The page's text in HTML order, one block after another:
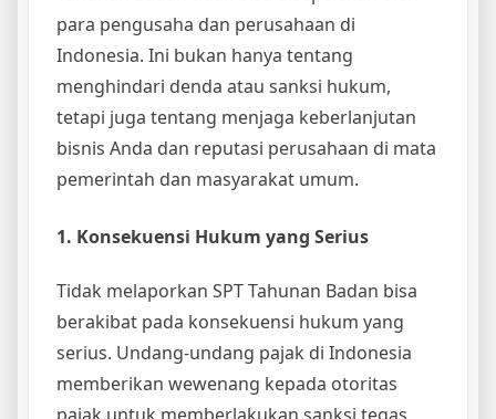
para pengusaha dan perusahaan di
Indonesia. Ini bukan hanya tentang
menghindari denda atau sanksi hukum,
tetapi juga tentang menjaga keberlanjutan
bisnis Anda dan reputasi perusahaan di mata
pemerintah dan masyarakat umum.
1. Konsekuensi Hukum yang Serius
Tidak melaporkan SPT Tahunan Badan bisa
berakibat pada konsekuensi hukum yang
serius. Undang-undang pajak di Indonesia
memberikan wewenang kepada otoritas